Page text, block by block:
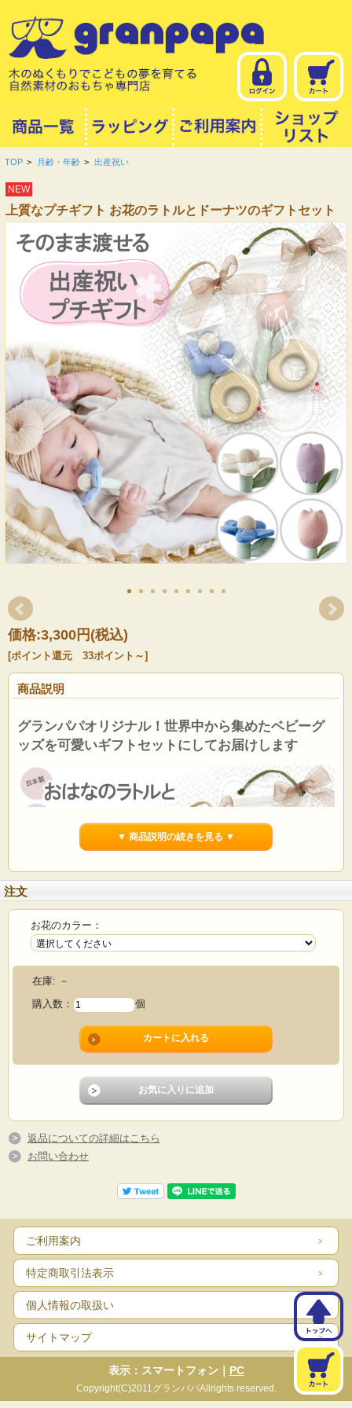
TOP > 月齢・年齢 > 出産祝い
NEW
上質なプチギフト お花のラトルとドーナツのギフトセット
価格:3,300円 (税込)
[ポイント還元 33ポイント～]
商品説明
グランパパオリジナル！世界中から集めたベビーグ
ッズを可愛いギフトセットにしてお届けします
▼ 商品説明の続きを見る ▼
注文
お花のカラー：
在庫: －
購入数：
個
返品についての詳細はこちら
お問い合わせ
ご利用案内
特定商取引法表示
個人情報の取扱い
サイトマップ
表示：スマートフォン｜ PC
Copyright(C)2011グランパパAllrights reserved.